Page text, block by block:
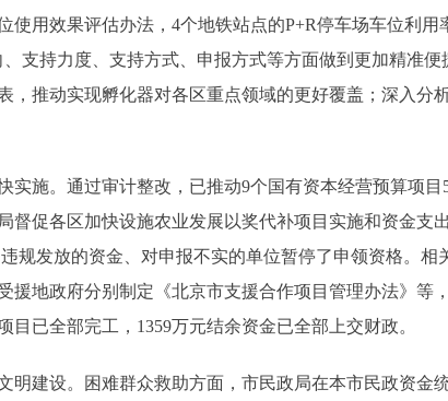
使用效果评估办法，4个地铁站点的P+R停车场车位利
支持力度、支持方式、申报方式等方面做到更加精准
，推动实现孵化器对各区重点领域的更好覆盖；深入分
实施。通过审计整改，已推动9个国有资本经营预算项
督促各区加快设施农业发展以奖代补项目实施和资金支
规发放的资金、对申报不实的单位暂停了申领资格。
援地政府分别制定《北京市支援合作项目管理办法》等
已全部完工，1359万元结余资金已全部上交财政。
明建设。困难群众救助方面，市民政局在本市民政资金